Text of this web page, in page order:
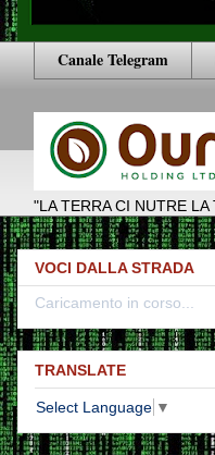
Canale Telegram
"LA TERRA CI NUTRE
VOCI DALLA STRADA
Caricamento in corso...
TRANSLATE
Select Language ▼